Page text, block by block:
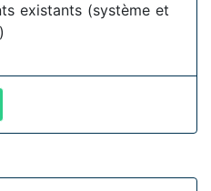
existants (système et